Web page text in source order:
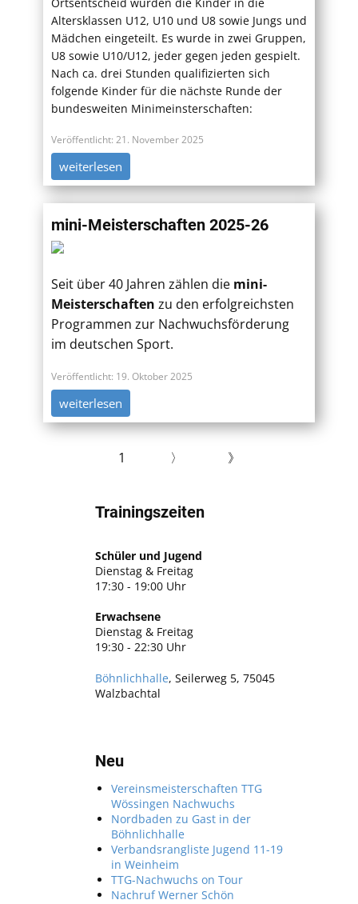
Altersklassen U12, U10 und U8 sowie Jungs und
Mädchen eingeteilt. Es wurde in zwei Gruppen,
U8 sowie U10/U12, jeder gegen jeden gespielt.
Nach ca. drei Stunden qualifizierten sich
folgende Kinder für die nächste Runde der
bundesweiten Minimeinsterschaften:
Veröffentlicht: 21. November 2025
weiterlesen
mini-Meisterschaften 2025-26
Seit über 40 Jahren zählen die mini-
Meisterschaften zu den erfolgreichsten
Programmen zur Nachwuchsförderung
im deutschen Sport.
Veröffentlicht: 19. Oktober 2025
weiterlesen
1 〉 》
Trainingszeiten
Schüler und Jugend
Dienstag & Freitag
17:30 - 19:00 Uhr
Erwachsene
Dienstag & Freitag
19:30 - 22:30 Uhr
Böhnlichhalle, Seilerweg 5, 75045
Walzbachtal
Neu
Vereinsmeisterschaften TTG
Wössingen Nachwuchs
Nordbaden zu Gast in der
Böhnlichhalle
Verbandsrangliste Jugend 11-19
in Weinheim
TTG-Nachwuchs on Tour
Nachruf Werner Schön